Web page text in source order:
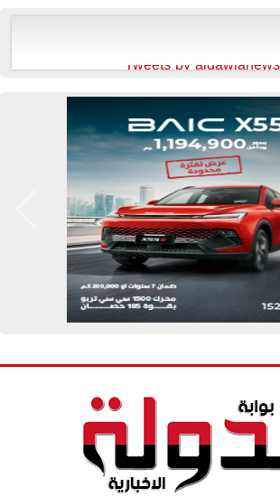
Tweets by aldawlanews